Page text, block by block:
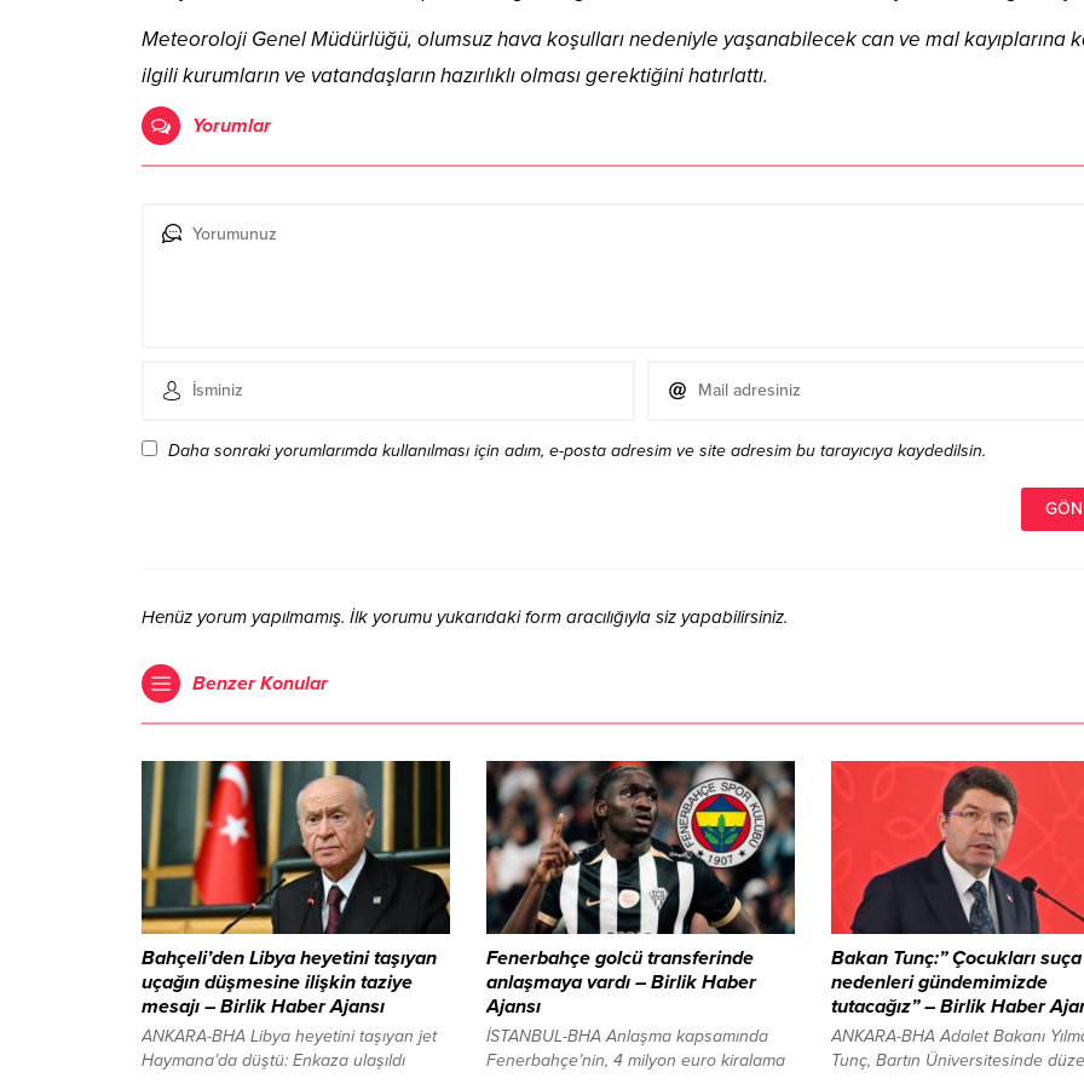
Meteoroloji Genel Müdürlüğü, olumsuz hava koşulları nedeniyle yaşanabilecek can ve mal kayıplarına
ilgili kurumların ve vatandaşların hazırlıklı olması gerektiğini hatırlattı.
Yorumlar
Daha sonraki yorumlarımda kullanılması için adım, e-posta adresim ve site adresim bu tarayıcıya kaydedilsin.
Henüz yorum yapılmamış. İlk yorumu yukarıdaki form aracılığıyla siz yapabilirsiniz.
Benzer Konular
Bahçeli’den Libya heyetini taşıyan
uçağın düşmesine ilişkin taziye
mesajı – Birlik Haber Ajansı
ANKARA-BHA Libya heyetini taşıyan jet
Haymana’da düştü: Enkaza ulaşıldı
Fenerbahçe golcü transferinde
anlaşmaya vardı – Birlik Haber
Ajansı
İSTANBUL-BHA Anlaşma kapsamında
Fenerbahçe’nin, 4 milyon euro kiralama
Bakan Tunç:” Çocukları
nedenleri gündemimizde
tutacağız” – Birlik Haber
ANKARA-BHA Adalet Bakanı
Tunç, Bartın Üniversitesinde